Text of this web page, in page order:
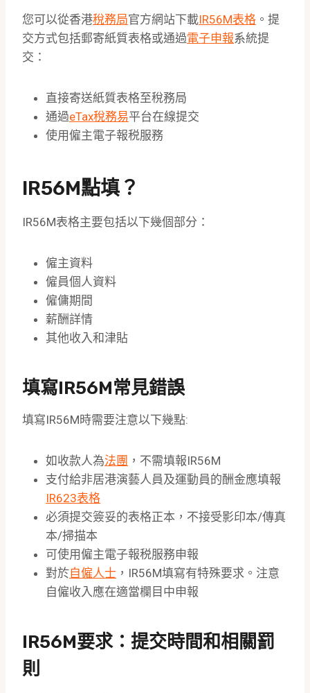
您可以從香港稅務局官方網站下載IR56M表格 。提
交方式包括郵寄紙質表格或通過電子申報系統提
交：
直接寄送紙質表格至稅務局
通過eTax稅務易平台在線提交
使用僱主電子報税服務
IR56M點填？
IR56M表格主要包括以下幾個部分：
僱主資料
僱員個人資料
僱傭期間
薪酬詳情
其他收入和津貼
填寫IR56M常見錯誤
填寫IR56M時需要注意以下幾點:
如收款人為法團 ，不需填報IR56M
支付給非居港演藝人員及運動員的酬金應填報
IR623表格
必須提交簽妥的表格正本，不接受影印本/傳真
本/掃描本
可使用僱主電子報税服務申報
對於自僱人士 ，IR56M填寫有特殊要求。注意
自僱收入應在適當欄目中申報
IR56M要求：提交時間和相關罰
則